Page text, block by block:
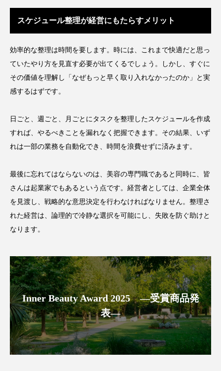
スケジュール整理が経営にもたらすメリット
効率的な整理は時間を要します。時には、これまで快適だと思っ
ていたやり方を見直す必要が出てくるでしょう。しかし、すぐに
その価値を理解し「なぜもっと早く取り入れなかったのか」と実
感するはずです。
日ごと、週ごと、月ごとにタスクを整理したスケジュールを作成
すれば、やるべきことを漏れなく把握できます。その結果、いず
れは一部の業務を自動化でき、時間を浪費せずに済みます。
最後に忘れてはならないのは、美容の専門職であると同時に、皆
さんは起業家でもあるという点です。経営者としては、企業全体
を見渡し、戦略的な意思決定を行わなければなりません。整理さ
れた経営は、論理的で冷静な選択を可能にし、失敗を防ぐ助けと
なります。
Inner Beauty Award 2025 ―受賞商品発
表―